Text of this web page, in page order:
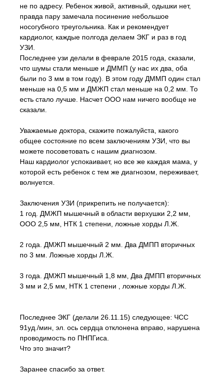
не по адресу. Ребенок живой, активный, одышки нет,
правда пару замечала посинение небольшое
носогубного треугольника. Как и рекомендует
кардиолог, каждые полгода делаем ЭКГ и раз в год
УЗИ.
Последнее узи делали в феврале 2015 года, сказали,
что шумы стали меньше и ДММП (у нас их два, оба
были по 3 мм в том году). В этом году ДММП один стал
меньше на 0,5 мм и ДМЖП стал меньше на 0,2 мм. То
есть стало лучше. Насчет ООО нам ничего вообще не
сказали.
Уважаемые доктора, скажите пожалуйста, какого
общее состояние по всем заключениям УЗИ, что вы
можете посоветовать с нашим диагнозом.
Наш кардиолог успокаивает, но все же каждая мама, у
которой есть ребенок с тем же диагнозом, переживает,
волнуется.
Заключения УЗИ (прикрепить не получается):
1 год. ДМЖП мышечный в области верхушки 2,2 мм,
ООО 2,5 мм, НТК 1 степени, ложные хорды Л.Ж.
2 года. ДМЖП мышечный 2 мм. Два ДМПП вторичных
по 3 мм. Ложные хорды Л.Ж.
3 года. ДМЖП мышечный 1,8 мм, Два ДМПП вторичных
3 мм и 2,5 мм, НТК 1 степени , ложные хорды Л.Ж.
Последнее ЭКГ (делали 26.11.15) следующее: ЧСС
91уд./мин, эл. ось сердца отклонена вправо, нарушена
проводимость по ПНПГиса.
Что это значит?
Заранее спасибо за ответ.